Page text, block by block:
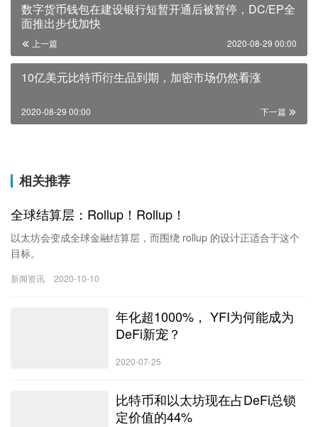
数字货币钱包在建设银行短暂开通后被暂停，DC/EP全
面推出步伐加快
上一篇 2020-08-29 00:00
10亿美元比特币衍生品到期，加密市场仍然看涨
下一篇
2020-08-29 00:00
相关推荐
全球结算层：Rollup！Rollup！
以太坊会变成全球金融结算层，而围绕 rollup 的设计正适合于这个
目标。
新闻资讯 2020-10-10
年化超1000%， YFI为何能成为
DeFi新宠？
2020-07-25
比特币和以太坊现在占DeFi总锁
定价值的44%